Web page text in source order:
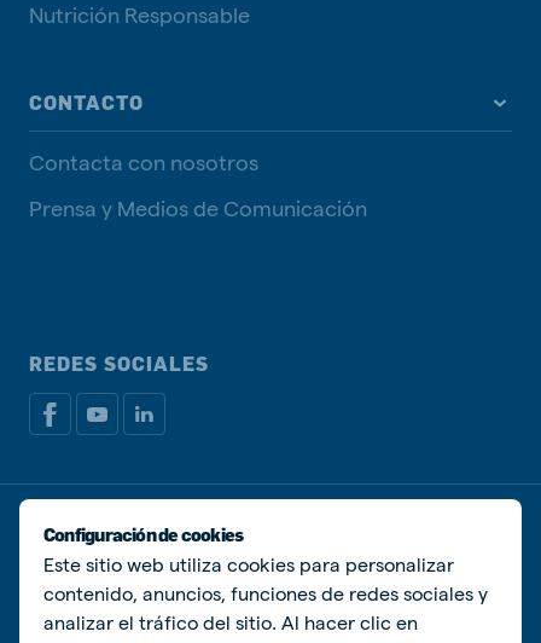
Nutrición Responsable
CONTACTO
Contacta con nosotros
Prensa y Medios de Comunicación
REDES SOCIALES
Política de privacidadPolítica de Cookies
Administrar Cookies
© De Heus Animal Nutrition
Configuración de cookies
Este sitio web utiliza cookies para personalizar
contenido, anuncios, funciones de redes sociales y
analizar el tráfico del sitio. Al hacer clic en